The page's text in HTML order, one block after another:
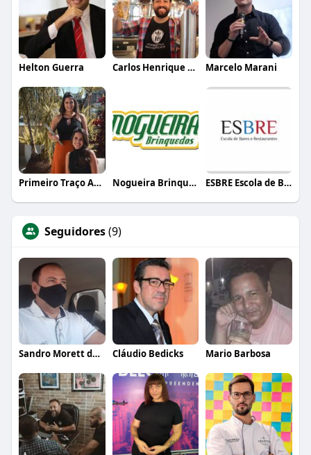
Helton Guerra Carlos Henrique de Faria Vasconcelos Marcelo Marani
Primeiro Traço Arquitetura Nogueira Brinquedos ESBRE Escola de Bares e Restaurantes
Seguidores(9)
Sandro Morett de Almeida Cláudio Bedicks Mario Barbosa